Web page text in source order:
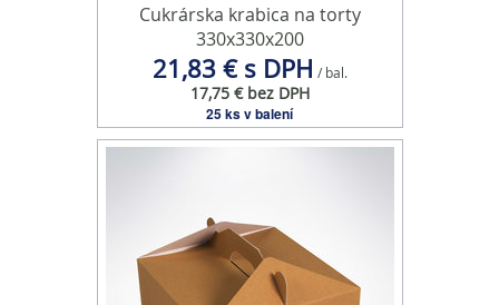
Cukrárska krabica na torty
330x330x200
21,83 € s DPH / bal.
17,75 € bez DPH
25 ks v balení